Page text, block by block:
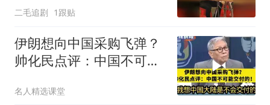
二毛追剧 1跟贴
伊朗想向中国采购飞弹？
帅化民点评：中国不可能
名人精选课堂